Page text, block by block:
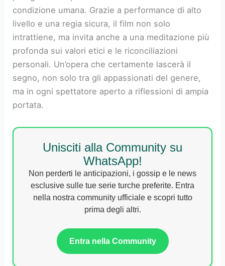
condizione umana. Grazie a performance di alto
livello e una regia sicura, il film non solo
intrattiene, ma invita anche a una meditazione più
profonda sui valori etici e le riconciliazioni
personali. Un’opera che certamente lascerà il
segno, non solo tra gli appassionati del genere,
ma in ogni spettatore aperto a riflessioni di ampia
portata.
Unisciti alla Community su
WhatsApp!
Non perderti le anticipazioni, i gossip e le news
esclusive sulle tue serie turche preferite. Entra
nella nostra community ufficiale e scopri tutto
prima degli altri.
Entra nella Community